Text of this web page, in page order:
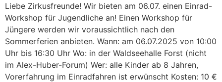
Liebe Zirkusfreunde! Wir bieten am 06.07. einen Einrad-
Workshop für Jugendliche an! Einen Workshop für
Jüngere werden wir voraussichtlich nach den
Sommerferien anbieten. Wann: am 06.07.2025 von 10:00
Uhr bis 16:30 Uhr Wo: in der Waldseehalle Forst (nicht
im Alex-Huber-Forum) Wer: alle Kinder ab 8 Jahren,
Vorerfahrung im Einradfahren ist erwünscht Kosten: 10 €